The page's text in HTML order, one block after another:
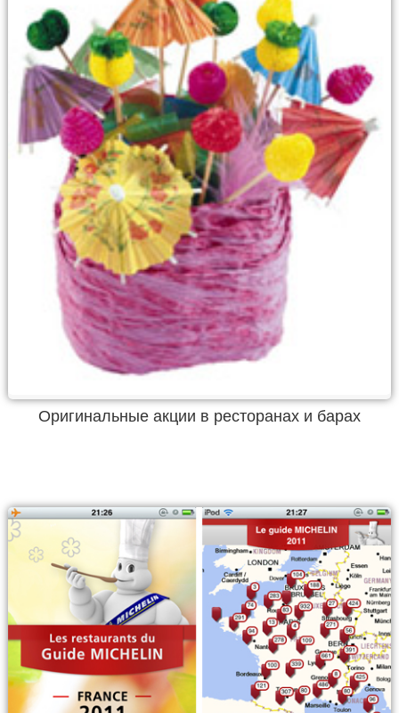
Оригинальные акции в ресторанах и барах